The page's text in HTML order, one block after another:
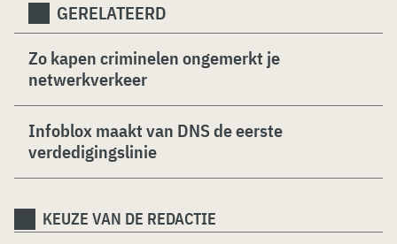
GERELATEERD
Zo kapen criminelen ongemerkt je
netwerkverkeer
Infoblox maakt van DNS de eerste
verdedigingslinie
KEUZE VAN DE REDACTIE